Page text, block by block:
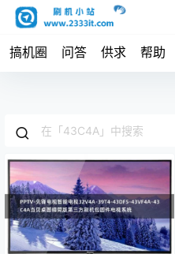
搞机圈 问答 供求 帮助